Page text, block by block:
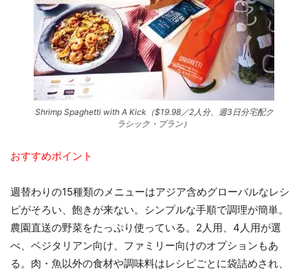
Shrimp Spaghetti with A Kick（$19.98／2人分、週3日分宅配ク
ラシック・プラン）
おすすめポイント
週替わりの15種類のメニューはアジア含めグローバルなレシ
ピがそろい、飽きが来ない。シンプルな手順で調理が簡単。
農園直送の野菜をたっぷり使っている。2人用、4人用が選
べ、ベジタリアン向け、ファミリー向けのオプションもあ
る。肉・魚以外の食材や調味料はレシピごとに袋詰めされ、